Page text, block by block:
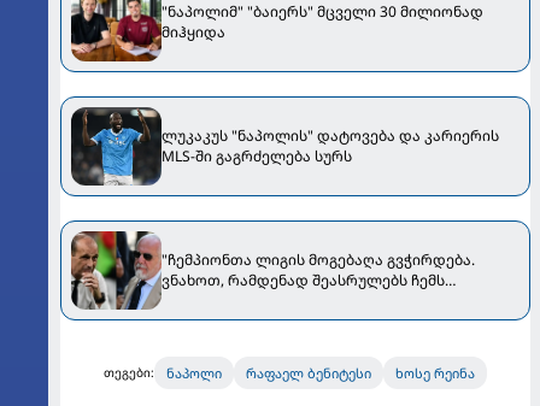
"ნაპოლიმ" "ბაიერს" მცველი 30 მილიონად
მიჰყიდა
ლუკაკუს "ნაპოლის" დატოვება და კარიერის
MLS-ში გაგრძელება სურს
"ჩემპიონთა ლიგის მოგებაღა გვჭირდება.
ვნახოთ, რამდენად შეასრულებს ჩემს
ისაუბრა
თეგები: ნაპოლი რაფაელ ბენიტესი ხოსე რეინა